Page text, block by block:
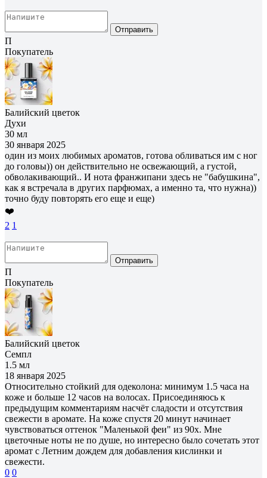
Отправить
П
Покупатель
Балийский цветок
Духи
30 мл
30 января 2025
один из моих любимых ароматов, готова обливаться им с ног
до головы)) он действительно не освежающий, а густой,
обволакивающий.. И нота франжипани здесь не "бабушкина",
как я встречала в других парфюмах, а именно та, что нужна))
точно буду повторять его еще и еще)
❤️
2 1
Отправить
П
Покупатель
Балийский цветок
Семпл
1.5 мл
18 января 2025
Относительно стойкий для одеколона: минимум 1.5 часа на
коже и больше 12 часов на волосах. Присоединяюсь к
предыдущим комментариям насчёт сладости и отсутствия
свежести в аромате. На коже спустя 20 минут начинает
чувствоваться оттенок "Маленькой феи" из 90х. Мне
цветочные ноты не по душе, но интересно было сочетать этот
аромат с Летним дождем для добавления кислинки и
свежести.
0 0